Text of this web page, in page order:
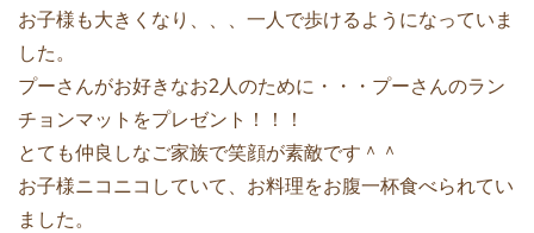
お子様も大きくなり、、、一人で歩けるようになっていま
した。
プーさんがお好きなお2人のために・・・プーさんのラン
チョンマットをプレゼント！！！
とても仲良しなご家族で笑顔が素敵です＾＾
お子様ニコニコしていて、お料理をお腹一杯食べられてい
ました。